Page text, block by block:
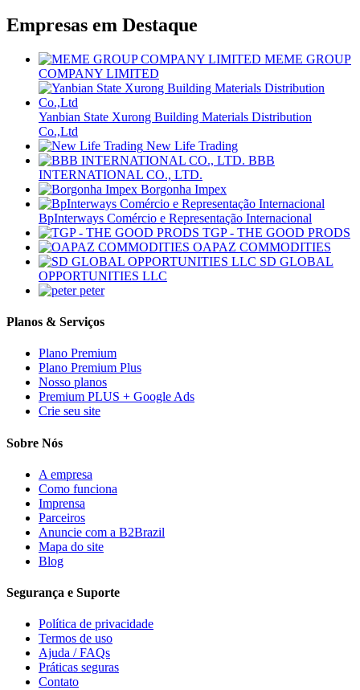
Empresas em Destaque
MEME GROUP
COMPANY LIMITED
Yanbian State Xurong Building Materials Distribution
Co.,Ltd
New Life Trading
BBB
INTERNATIONAL CO., LTD.
Borgonha Impex
BpInterways Comércio e Representação Internacional
TGP - THE GOOD PRODS
OAPAZ COMMODITIES
SD GLOBAL
OPPORTUNITIES LLC
peter
Planos & Serviços
Plano Premium
Plano Premium Plus
Nosso planos
Premium PLUS + Google Ads
Crie seu site
Sobre Nós
A empresa
Como funciona
Imprensa
Parceiros
Anuncie com a B2Brazil
Mapa do site
Blog
Segurança e Suporte
Política de privacidade
Termos de uso
Ajuda / FAQs
Práticas seguras
Contato